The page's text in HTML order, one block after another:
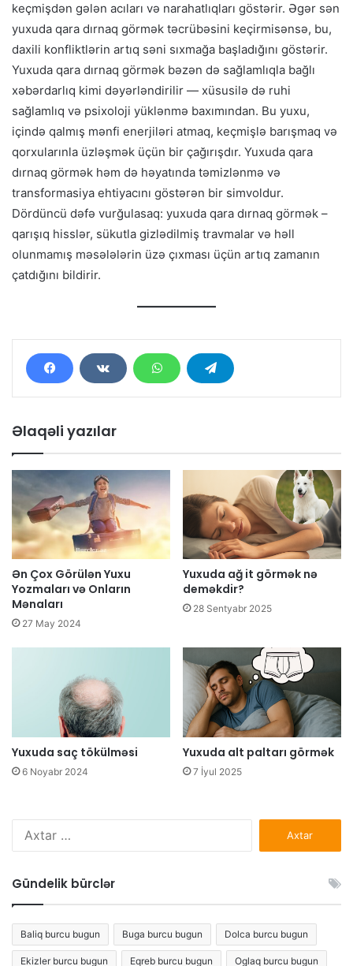
keçmişdən gələn acıları və narahatlıqları göstərir. Əgər sən
yuxuda qara dırnaq görmək təcrübəsini keçirmisənsə, bu,
daxili konfliktlərin artıq səni sıxmağa başladığını göstərir.
Yuxuda qara dırnaq görmək bəzən də sağlamlıqla bağlı
xəbərdarlıq kimi dəyərləndirilir — xüsusilə də ruhi
sağlamlıq və psixoloji yüklənmə baxımından. Bu yuxu,
içində qalmış mənfi enerjiləri atmaq, keçmişlə barışmaq və
qorxularınla üzləşmək üçün bir çağırışdır. Yuxuda qara
dırnaq görmək həm də həyatında təmizlənmə və
transformasiya ehtiyacını göstərən bir simvoldur.
Dördüncü dəfə vurğulasaq: yuxuda qara dırnaq görmək –
qarışıq hisslər, sükutla gizlədilmiş travmalar və həll
olunmamış məsələlərin üzə çıxması üçün artıq zamanın
çatdığını bildirir.
Əlaqəli yazılar
Ən Çox Görülən Yuxu
Yozmaları və Onların
Mənaları
27 May 2024
Yuxuda ağ it görmək nə
deməkdir?
28 Sentyabr 2025
Yuxuda saç tökülməsi
6 Noyabr 2024
Yuxuda alt paltarı görmək
7 İyul 2025
Gündelik bürclər
Baliq burcu bugun Buga burcu bugun Dolca burcu bugun
Ekizler burcu bugun Eqreb burcu bugun Oglaq burcu bugun